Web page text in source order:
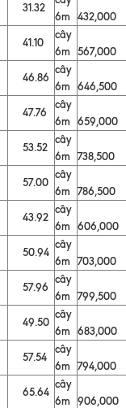
31.32
6m
432,000
41.10
cây
6m
567,000
46.86
cây
6m
646,500
47.76
cây
6m
659,000
53.52
cây
6m
738,500
57.00
cây
6m
786,500
43.92
cây
6m
606,000
50.94
cây
6m
703,000
57.96
cây
6m
799,500
49.50
cây
6m
683,000
57.54
cây
6m
794,000
65.64
cây
6m
906,000